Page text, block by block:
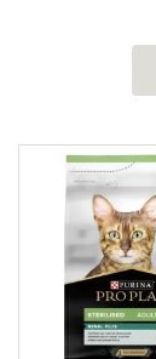
till i favoriter